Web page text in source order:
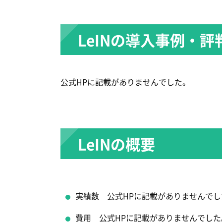
LeINの導入事例・評
公式HPに記載がありませんでした。
LeINの概要
実績数 公式HPに記載がありませんでし
費用 公式HPに記載がありませんでした